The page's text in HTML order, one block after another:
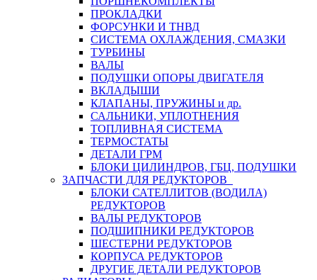
ПРОКЛАДКИ
ФОРСУНКИ И ТНВД
СИСТЕМА ОХЛАЖДЕНИЯ, СМАЗКИ
ТУРБИНЫ
ВАЛЫ
ПОДУШКИ ОПОРЫ ДВИГАТЕЛЯ
ВКЛАДЫШИ
КЛАПАНЫ, ПРУЖИНЫ и др.
САЛЬНИКИ, УПЛОТНЕНИЯ
ТОПЛИВНАЯ СИСТЕМА
ТЕРМОСТАТЫ
ДЕТАЛИ ГРМ
БЛОКИ ЦИЛИНДРОВ, ГБЦ, ПОДУШКИ
ЗАПЧАСТИ ДЛЯ РЕДУКТОРОВ
БЛОКИ САТЕЛЛИТОВ (ВОДИЛА)
РЕДУКТОРОВ
ВАЛЫ РЕДУКТОРОВ
ПОДШИПНИКИ РЕДУКТОРОВ
ШЕСТЕРНИ РЕДУКТОРОВ
КОРПУСА РЕДУКТОРОВ
ДРУГИЕ ДЕТАЛИ РЕДУКТОРОВ